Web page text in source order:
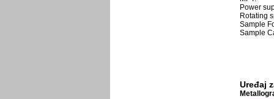
Power
Rotating
Sample
Sample
Uređaj